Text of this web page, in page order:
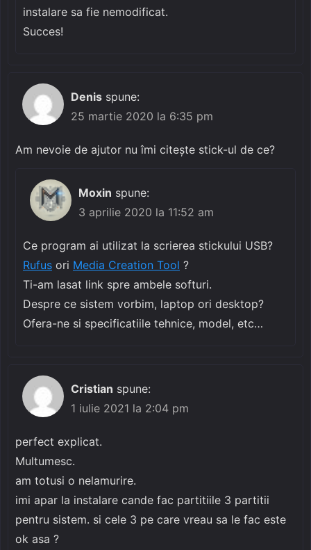
instalare sa fie nemodificat.
Succes!
Denis spune:
25 martie 2020 la 6:35 pm
Am nevoie de ajutor nu îmi citește stick-ul de ce?
Moxin spune:
3 aprilie 2020 la 11:52 am
Ce program ai utilizat la scrierea stickului USB?
Rufus ori Media Creation Tool ?
Ti-am lasat link spre ambele softuri.
Despre ce sistem vorbim, laptop ori desktop?
Ofera-ne si specificatiile tehnice, model, etc…
Cristian spune:
1 iulie 2021 la 2:04 pm
perfect explicat.
Multumesc.
am totusi o nelamurire.
imi apar la instalare cande fac partitiile 3 partitii
pentru sistem. si cele 3 pe care vreau sa le fac este
ok asa ?